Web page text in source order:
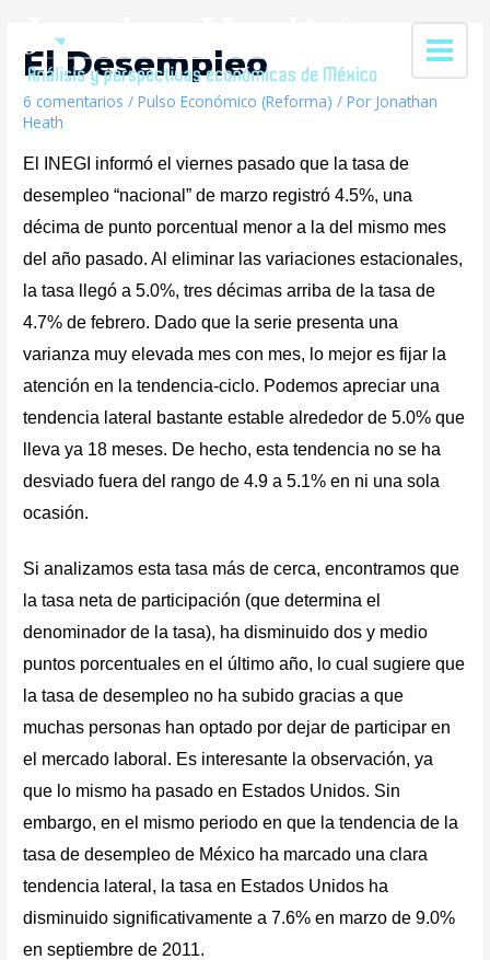
El Desempleo
6 comentarios /Pulso Económico (Reforma) / Por Jonathan
Heath
El INEGI informó el viernes pasado que la tasa de
desempleo “nacional” de marzo registró 4.5%, una
décima de punto porcentual menor a la del mismo mes
del año pasado. Al eliminar las variaciones estacionales,
la tasa llegó a 5.0%, tres décimas arriba de la tasa de
4.7% de febrero. Dado que la serie presenta una
varianza muy elevada mes con mes, lo mejor es fijar la
atención en la tendencia-ciclo. Podemos apreciar una
tendencia lateral bastante estable alrededor de 5.0% que
lleva ya 18 meses. De hecho, esta tendencia no se ha
desviado fuera del rango de 4.9 a 5.1% en ni una sola
ocasión.
Si analizamos esta tasa más de cerca, encontramos que
la tasa neta de participación (que determina el
denominador de la tasa), ha disminuido dos y medio
puntos porcentuales en el último año, lo cual sugiere que
la tasa de desempleo no ha subido gracias a que
muchas personas han optado por dejar de participar en
el mercado laboral. Es interesante la observación, ya
que lo mismo ha pasado en Estados Unidos. Sin
embargo, en el mismo periodo en que la tendencia de la
tasa de desempleo de México ha marcado una clara
tendencia lateral, la tasa en Estados Unidos ha
disminuido significativamente a 7.6% en marzo de 9.0%
en septiembre de 2011.